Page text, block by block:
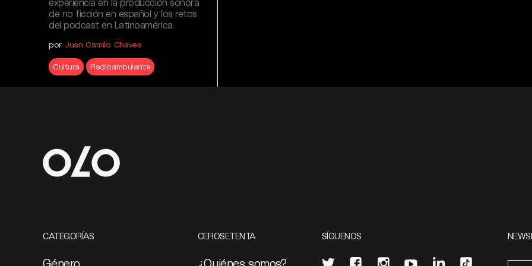
de no ficción en español y los retos
del podcast en Latinoamérica.
por Juan Camilo Chaves
Cultura Radioambulante
CATEGORÍAS
Género
CEROSETENTA
¿Quiénes somos?
SÍGUENOS